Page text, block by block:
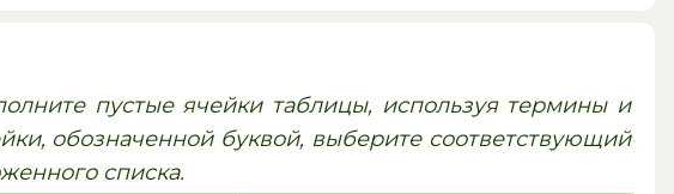
пустые ячейки таблицы, используя термины и
обозначенной буквой, выберите соответствующий
списка.